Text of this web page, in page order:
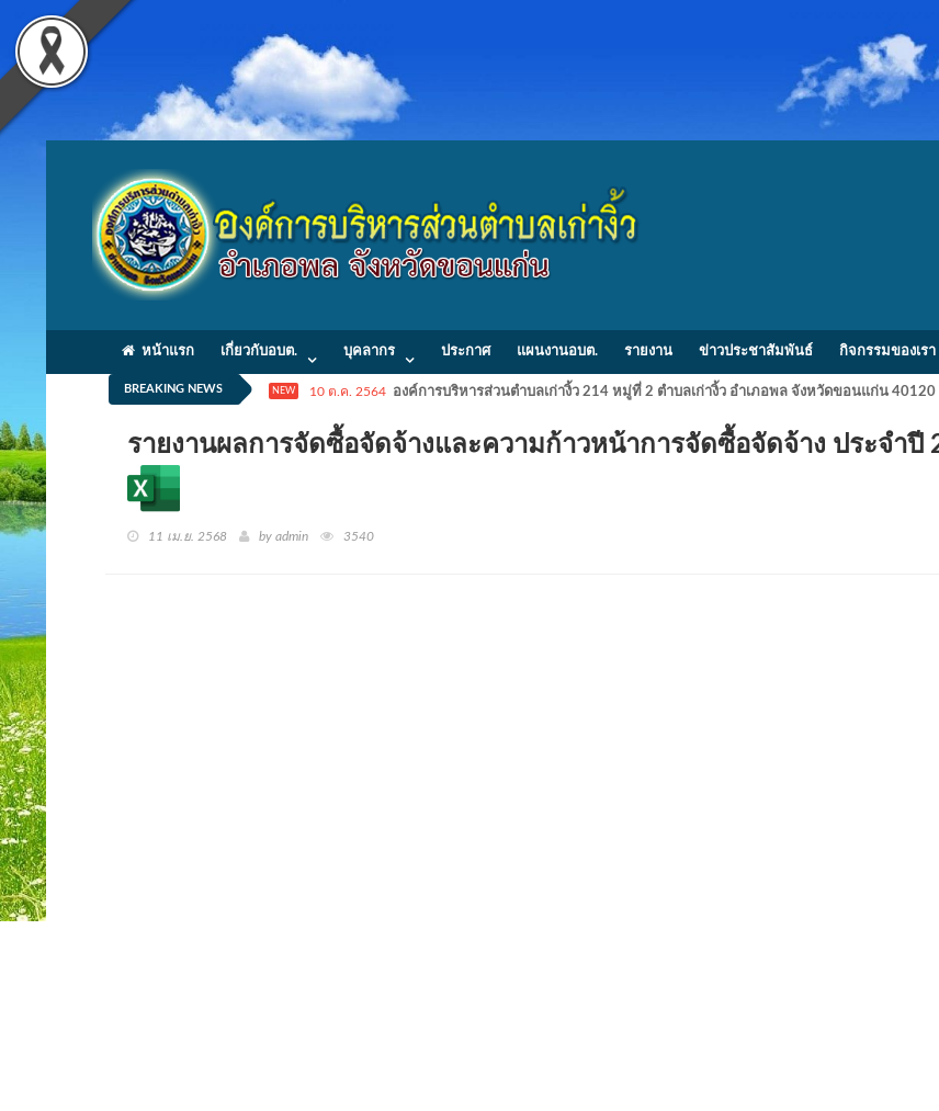
หน้าแรก เกี่ยวกับอบต. บุคลากร ประกาศ แผนงานอบต. รายงาน ข่าวประชาสัมพันธ์ กิจกรรมของเรา
BREAKING NEWS NEW 10 ต.ค. 2564 องค์การบริหารส่วนตำบลเก่างิ้ว 214 หมู่ที่ 2 ตำบลเก่างิ้ว อำเภอพล จังหวัดขอนแก่น 40120
รายงานผลการจัดซื้อจัดจ้างและความก้าวหน้าการจัดซื้อจัดจ้าง ประจำ
11 เม.ย. 2568 by admin 3540